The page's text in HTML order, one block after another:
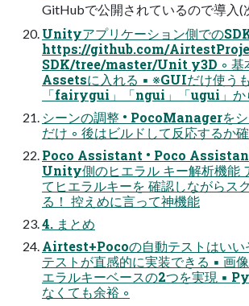
GitHubで公開されているので導入(
Unityアプリケーション側での
https://github.com/
SDK/tree/master/Unit y3D ◦ 基
Assetsに入れる ▪ ※GUIだけ使う
「fairygui」「ngui」「ugui」か
シーンの調整 • PocoManagerを
だけ ◦ 後はビルドして反応するか
Poco Assistant • Poco
Unity側のヒエラル キー解析機能
てヒエラルキーを 確認しながらス
る！ 控えめに言って神機能
4. まとめ
Airtest+Pocoの自動テストはいい
テストが直感的に実装できる ▪ 画
エラルキーベースの2つを実現 ▪
なくても余裕 ◦